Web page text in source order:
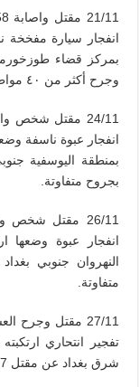
انفجار سيارة
وجرح أكثر من ٤٠ مواطنا تركمانيا.
24/11 مقتل
انفجار عبوة ناسفة
بمنطقة اليوسفية
بجروح متفاوتة.
26/11 مقتل
انفجار عبوة
النهروان جنوبي
متفاوتة.
27/11 مقتل
تفجير انتحاري
شرق بغداد عن مقتل 17 مدني وجرح 28.